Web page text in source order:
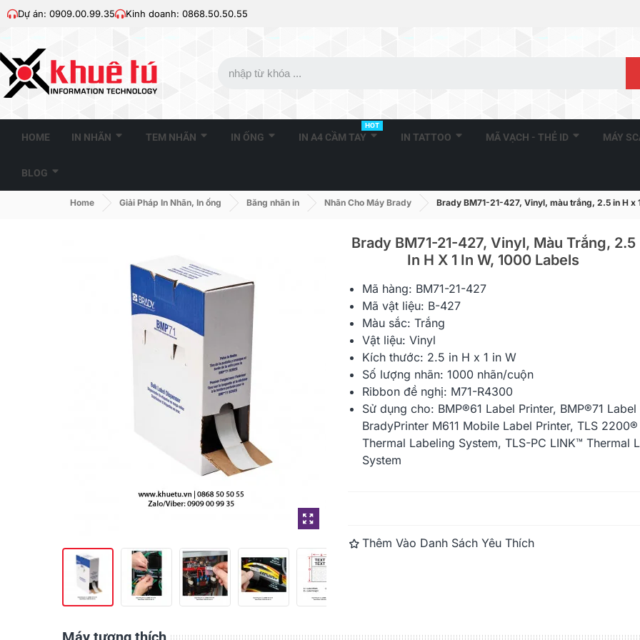
Dự án: 0909.00.99.35 Kinh doanh: 0868.50.50.55
HOME IN NHÃN TEM NHÃN IN ỐNG IN A4 CẦM TAY
HOT
IN TATTOO MÃ VẠCH - THẺ ID MÁY
BLOG
Home Giải Pháp In Nhãn, In ống Băng nhãn in Nhãn Cho Máy Brady Brady BM71-21-427, Vinyl, màu trắng, 2.5 in H x
Brady BM71-21-427, Vinyl, Màu Trắng, 2.5
In H X 1 In W, 1000 Labels
Mã hàng: BM71-21-427
Mã vật liệu: B-427
Màu sắc: Trắng
Vật liệu: Vinyl
Kích thước: 2.5 in H x 1 in W
Số lượng nhãn: 1000 nhãn/cuộn
Ribbon đề nghị: M71-R4300
Sử dụng cho: BMP®61 Label Printer, BMP®71 Label
BradyPrinter M611 Mobile Label Printer, TLS 2200®
Thermal Labeling System, TLS-PC LINK™ Thermal
System
Thêm Vào Danh Sách Yêu Thích
BMP21 Printer Label, Self-
Lam, 0.750" W X 16' H...
BMP21 Printer Label, Nylon
Cloth, 0.750" W X...